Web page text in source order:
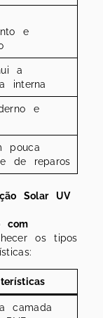
e
a
interna
e
pouca
de reparos
Solar UV
com
os tipos
camada